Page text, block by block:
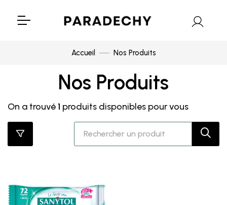
Accueil Nos Produits
Nos Produits
On a trouvé1 produits disponibles pour vous